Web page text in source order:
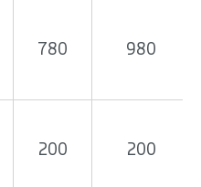
780 980
200 200